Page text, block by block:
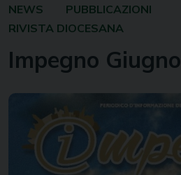
NEWS
PUBBLICAZIONI
RIVISTA DIOCESANA
Impegno